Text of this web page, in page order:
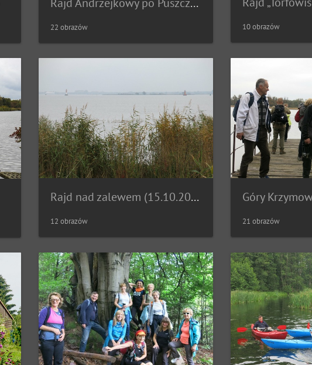
22 obrazów 10 obrazów
Rajd nad zalewem (15.10.2017)
12 obrazów 21 obrazów